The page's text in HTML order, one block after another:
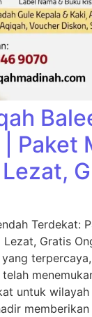
Paket
Terdekat:
Gratis
untuk wilayah